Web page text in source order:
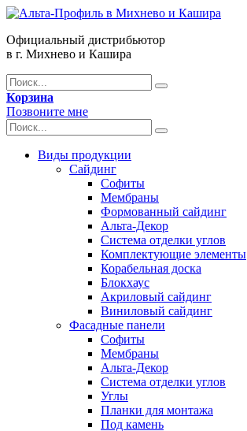
Официальный дистрибьютор
в г. Михнево и Кашира
Корзина
Позвоните мне
Виды продукции
Сайдинг
Софиты
Мембраны
Формованный сайдинг
Альта-Декор
Система отделки углов
Комплектующие элементы
Корабельная доска
Блокхаус
Акриловый сайдинг
Виниловый сайдинг
Фасадные панели
Софиты
Мембраны
Альта-Декор
Система отделки углов
Углы
Планки для монтажа
Под камень